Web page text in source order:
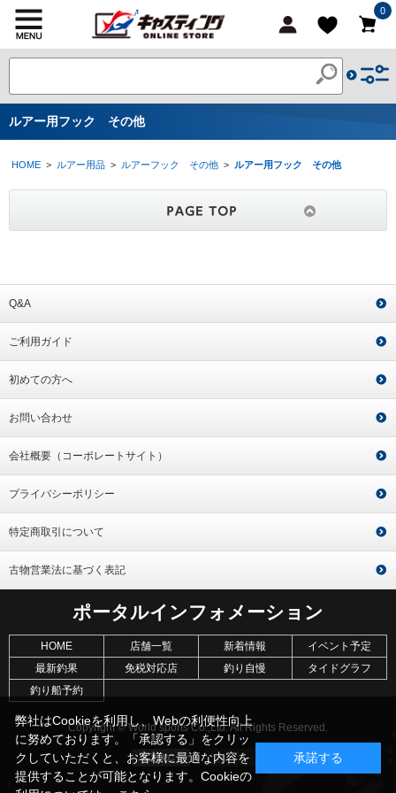
0
ルアー用フック その他
HOME > ルアー用品 > ルアーフック その他 > ルアー用フック その他
Q&A
ご利用ガイド
初めての方へ
お問い合わせ
会社概要（コーポレートサイト）
プライバシーポリシー
特定商取引について
古物営業法に基づく表記
ポータルインフォメーション
HOME 店舗一覧 新着情報
イベント予定
最新釣果
免税対応店 釣り自慢
タイドグラフ
釣り船予約
Copyright © World sports Co.,Ltd. All Rights Reserved.
弊社はCookieを利用し、Webの利便性向上
に努めております。「承認する」をクリッ
クしていただくと、お客様に最適な内容を
提供することが可能となります。Cookieの
承諾する